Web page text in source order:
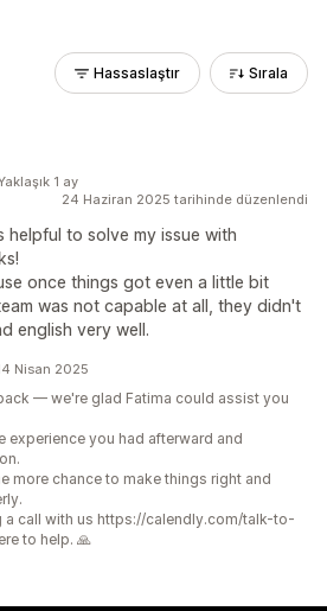
Hassaslaştır Sırala
24 Haziran 2025 tarihinde düzenlendi
helpful to solve my issue with
once things got even a little bit
was not capable at all, they didn't
english very well.
1 ay
Nisan 2025
— we're glad Fatima could assist you
experience you had afterward and
more chance to make things right and
a call with us https://calendly.com/talk-to-
to help. 🙏